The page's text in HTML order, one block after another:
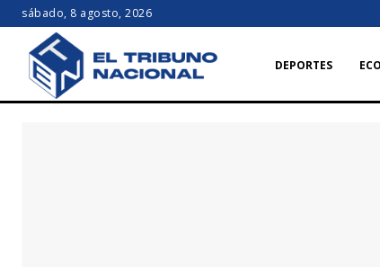
sábado, 8 agosto, 2026
DEPORTES